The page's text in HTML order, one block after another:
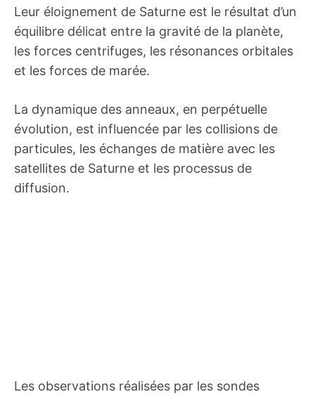
Leur éloignement de Saturne est le résultat d’un
équilibre délicat entre la gravité de la planète,
les forces centrifuges, les résonances orbitales
et les forces de marée.
La dynamique des anneaux, en perpétuelle
évolution, est influencée par les collisions de
particules, les échanges de matière avec les
satellites de Saturne et les processus de
diffusion.
Les observations réalisées par les sondes